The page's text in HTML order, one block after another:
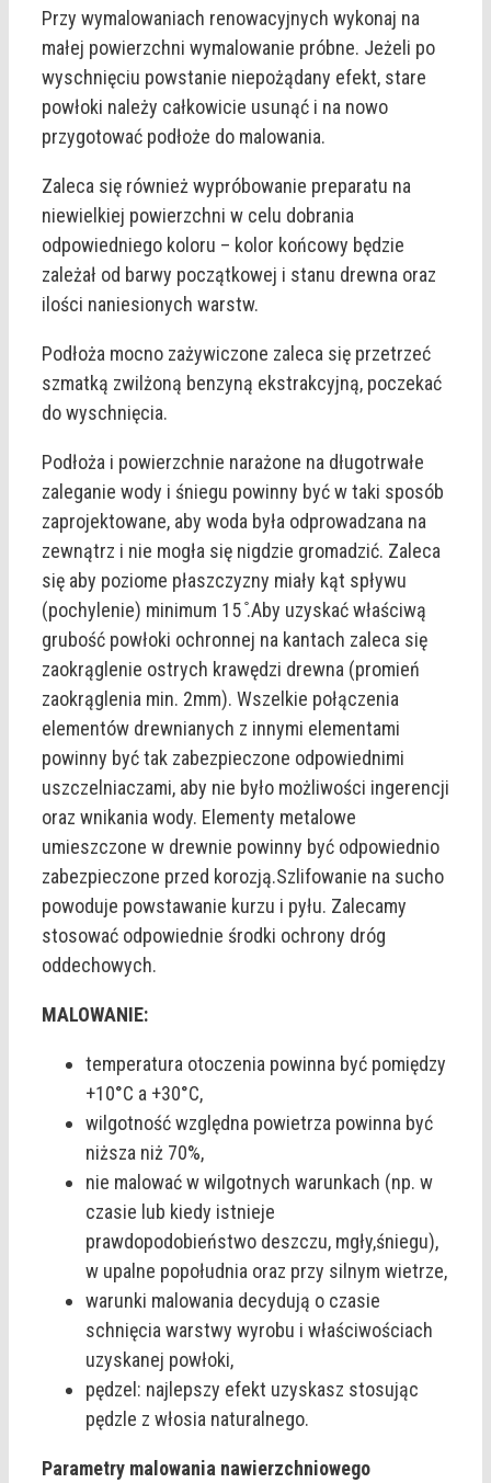
Przy wymalowaniach renowacyjnych wykonaj na
małej powierzchni wymalowanie próbne. Jeżeli po
wyschnięciu powstanie niepożądany efekt, stare
powłoki należy całkowicie usunąć i na nowo
przygotować podłoże do malowania.
Zaleca się również wypróbowanie preparatu na
niewielkiej powierzchni w celu dobrania
odpowiedniego koloru – kolor końcowy będzie
zależał od barwy początkowej i stanu drewna oraz
ilości naniesionych warstw.
Podłoża mocno zażywiczone zaleca się przetrzeć
szmatką zwilżoną benzyną ekstrakcyjną, poczekać
do wyschnięcia.
Podłoża i powierzchnie narażone na długotrwałe
zaleganie wody i śniegu powinny być w taki sposób
zaprojektowane, aby woda była odprowadzana na
zewnątrz i nie mogła się nigdzie gromadzić. Zaleca
się aby poziome płaszczyzny miały kąt spływu
(pochylenie) minimum 15 ̊.Aby uzyskać właściwą
grubość powłoki ochronnej na kantach zaleca się
zaokrąglenie ostrych krawędzi drewna (promień
zaokrąglenia min. 2mm). Wszelkie połączenia
elementów drewnianych z innymi elementami
powinny być tak zabezpieczone odpowiednimi
uszczelniaczami, aby nie było możliwości ingerencji
oraz wnikania wody. Elementy metalowe
umieszczone w drewnie powinny być odpowiednio
zabezpieczone przed korozją.Szlifowanie na sucho
powoduje powstawanie kurzu i pyłu. Zalecamy
stosować odpowiednie środki ochrony dróg
oddechowych.
MALOWANIE:
temperatura otoczenia powinna być pomiędzy
+10°C a +30°C,
wilgotność względna powietrza powinna być
niższa niż 70%,
nie malować w wilgotnych warunkach (np. w
czasie lub kiedy istnieje
prawdopodobieństwo deszczu, mgły,śniegu),
w upalne popołudnia oraz przy silnym wietrze,
warunki malowania decydują o czasie
schnięcia warstwy wyrobu i właściwościach
uzyskanej powłoki,
pędzel: najlepszy efekt uzyskasz stosując
pędzle z włosia naturalnego.
Parametry malowania nawierzchniowego